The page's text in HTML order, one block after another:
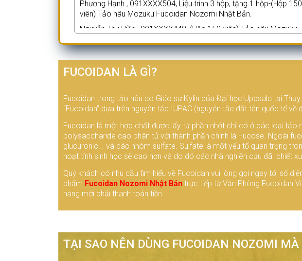
Phương Hạnh , 091XXXX504, Liệu trình 3 hộp, tặng 1 hộp-(Hộp 150
viên) Tảo nâu Mozuku Fucoidan Nozomi Nhật Bản.
Nguyễn Thu Hiền , 091XXXX448, (Hộp 150 viên) Tảo nâu Mozuku
Nguyễn Văn Phương , 098XXXX839, Liệu trình 5 hộp, tặng 2 hộp-
150 viên) Tảo nâu Mozuku Fucoidan Nozomi Nhật Bản.
Nguyễn Văn Lập , 094XXXX396, Liệu trình 3 hộp tặng 1 hộp Tảo
Mozuku Fucoidan Nozomi Nhật Bản. Mỗi hộp 60 viên.
Trần Thuý Vân , 098XXXX987, Liệu trình 5 hộp, tặng 2 hộp-(Hộp
viên) Tảo nâu Mozuku Fucoidan Nozomi Nhật Bản.
Kim Dung , 090XXXX010, (Hộp 150 viên) Tảo nâu Mozuku
Ninh Thị Tâm , 098XXXX910, Liệu trình 3 hộp, tặng 1 hộp-(Hộp 150
viên) Tảo nâu Mozuku Fucoidan Nozomi Nhật Bản.
Hà Ngọc Cận , 096XXXX562, Liệu trình 5 hộp, tặng 2 hộp-(Hộp 60
viên) Tảo nâu Mozuku Fucoidan Nozomi Nhật Bản.
FUCOIDAN LÀ GÌ?
Fucoidan trong tảo nâu do Giáo sư Kylin của Đại học Uppsala tại
“Fucoidan” dựa trên nguyên tắc IUPAC (nguyên tắc đặt tên quốc tế
Fucoidan là một hợp chất được lấy từ phần nhớt chỉ có ở các loại tảo
polysaccharide cao phân tử với thành phần chính là Fucose. Ngoài
glucuronic... và các nhóm sulfate. Sulfate là một yếu tố quan trọng
hoạt tính sinh học sẽ cao hơn và do đó các nhà nghiên cứu đã chiết
Quý khách có nhu cầu tìm hiểu về Fucoidan vui lòng gọi ngay tới số
phẩm FucoidanNozomi Nhật Bảntrực tiếp từ Văn Phòng Fucoidan
hàng mới phải thanh toán tiền.
TẠI SAO NÊN DÙNG FUCOIDAN NOZOMI